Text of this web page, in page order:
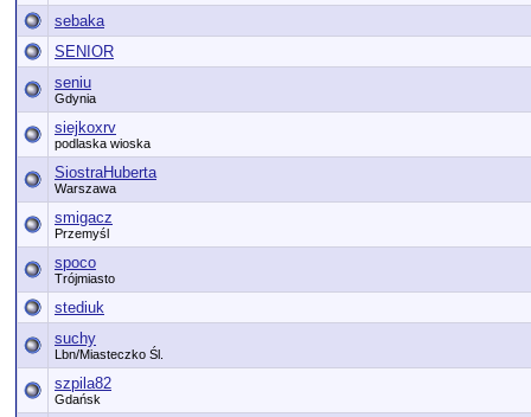
sebaka
SENIOR
seniu
Gdynia
siejkoxrv
podlaska wioska
SiostraHuberta
Warszawa
smigacz
Przemyśl
spoco
Trójmiasto
stediuk
suchy
Lbn/Miasteczko Śl.
szpila82
Gdańsk